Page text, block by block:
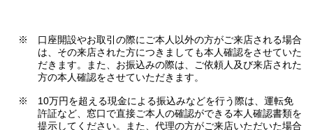
※ 口座開設やお取引の際にご本人以外の方がご来店される場合
は、その来店された方につきましても本人確認をさせていた
だきます。また、お振込みの際は、ご依頼人及び来店された
方の本人確認をさせていただきます。
※ 10万円を超える現金による振込みなどを行う際は、運転免
許証など、窓口で直接ご本人の確認ができる本人確認書類を
提示してください。また、代理の方がご来店いただいた場合